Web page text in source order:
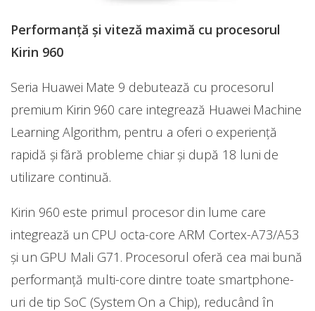
Performanță și viteză maximă cu procesorul
Kirin 960
Seria Huawei Mate 9 debutează cu procesorul
premium Kirin 960 care integrează Huawei Machine
Learning Algorithm, pentru a oferi o experiență
rapidă și fără probleme chiar și după 18 luni de
utilizare continuă.
Kirin 960 este primul procesor din lume care
integrează un CPU octa-core ARM Cortex-A73/A53
și un GPU Mali G71. Procesorul oferă cea mai bună
performanță multi-core dintre toate smartphone-
uri de tip SoC (System On a Chip), reducând în